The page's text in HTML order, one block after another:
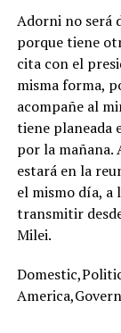
Adorni no será
porque tiene
cita con el
misma forma,
acompañe al
tiene planeada
por la mañana.
estará en la
el mismo día, a
transmitir
Milei.